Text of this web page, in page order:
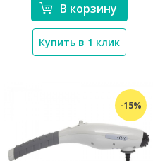
В корзину
Купить в 1 клик
-15%